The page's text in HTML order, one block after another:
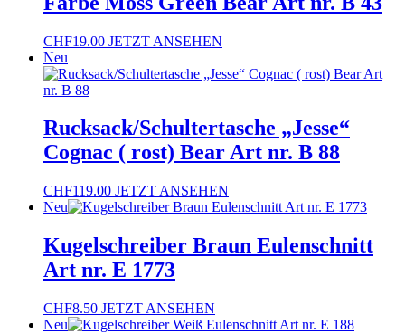
CHF19.00 JETZT ANSEHEN
Neu
Rucksack/Schultertasche „Jesse“
Cognac ( rost) Bear Art nr. B 88
CHF119.00 JETZT ANSEHEN
Neu
Kugelschreiber Braun Eulenschnitt
Art nr. E 1773
CHF8.50 JETZT ANSEHEN
Neu